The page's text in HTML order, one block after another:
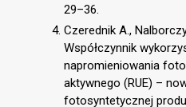
29–36.
Czerednik A.,
Współczynnik
napromieniowania
aktywnego (RUE) –
fotosyntetycznej